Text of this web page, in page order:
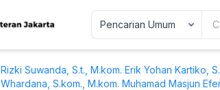
Rizki Suwanda, S.t., M.kom. Erik Yohan Kartiko,
Whardana, S.kom., M.kom. Muhamad Masjun